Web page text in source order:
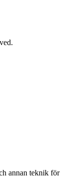
annan teknik för